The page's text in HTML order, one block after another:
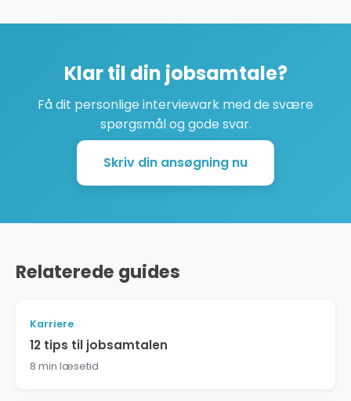
Klar til din jobsamtale?
Få dit personlige interviewark med de svære
spørgsmål og gode svar.
Skriv din ansøgning nu
Relaterede guides
Karriere
12 tips til jobsamtalen
8 min læsetid